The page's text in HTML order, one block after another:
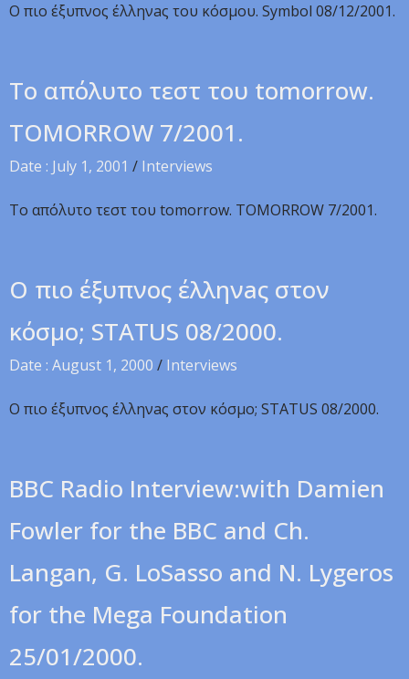
O πιo έξυπνoς έλληνaς του κόσμου. Symbol 08/12/2001.
To απόλυτo τεστ του tomorrow.
TOMORROW 7/2001.
Date : July 1, 2001 / Interviews
To απόλυτo τεστ του tomorrow. TOMORROW 7/2001.
O πιo έξυπνoς έλληνaς στoν
κόσμo; STATUS 08/2000.
Date : August 1, 2000 / Interviews
O πιo έξυπνoς έλληνaς στoν κόσμo; STATUS 08/2000.
BBC Radio Interview:with Damien
Fowler for the BBC and Ch.
Langan, G. LoSasso and N. Lygeros
for the Mega Foundation
25/01/2000.